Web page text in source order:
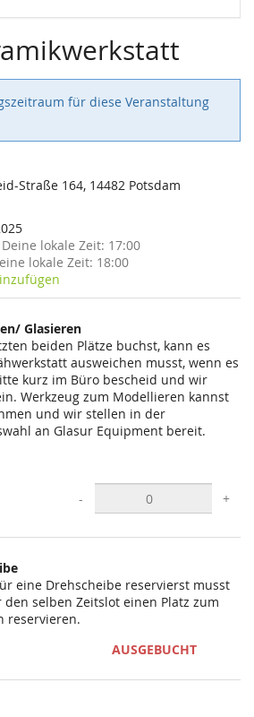
für diese Veranstaltung
Straße 164, 14482 Potsdam
Deine lokale Zeit: 17:00
lokale Zeit: 18:00
Glasieren
beiden Plätze buchst, kann es
ausweichen musst, wenn es
kurz im Büro bescheid und wir
Werkzeug zum Modellieren kannst
und wir stellen in der
an Glasur Equipment bereit.
- +
eine Drehscheibe reservierst musst
selben Zeitslot einen Platz zum
reservieren.
AUSGEBUCHT